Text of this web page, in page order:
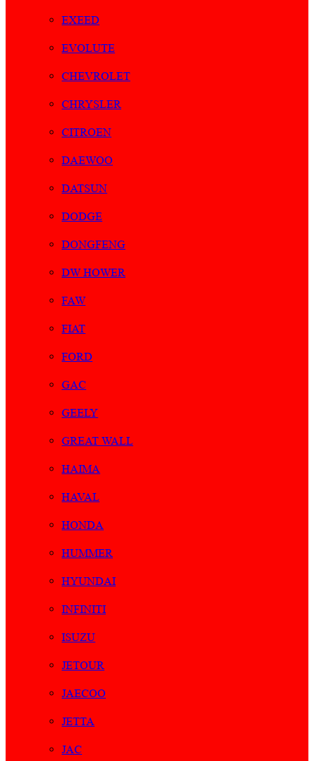
EXEED
EVOLUTE
CHEVROLET
CHRYSLER
CITROEN
DAEWOO
DATSUN
DODGE
DONGFENG
DW HOWER
FAW
FIAT
FORD
GAC
GEELY
GREAT WALL
HAIMA
HAVAL
HONDA
HUMMER
HYUNDAI
INFINITI
ISUZU
JETOUR
JAECOO
JETTA
JAC